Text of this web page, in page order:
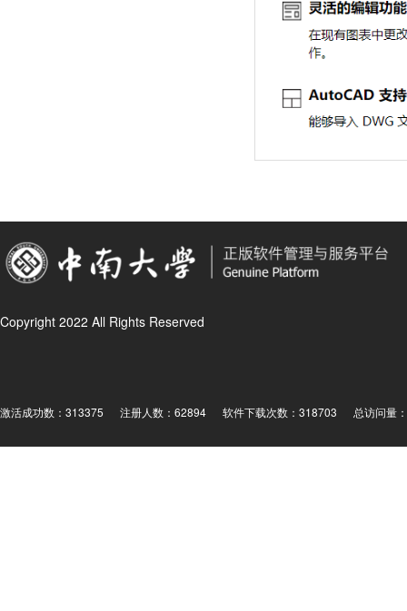
Copyright 2022 All Rights Reserved
激活成功数：313375 注册人数：62894 软件下载次数：318703 总访问量